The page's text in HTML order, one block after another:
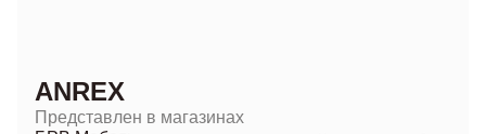
ANREX
Представлен в магазинах